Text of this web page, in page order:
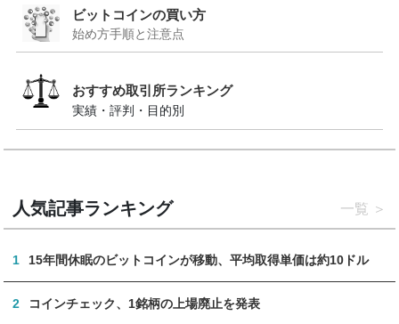
ビットコインの買い方
始め方手順と注意点
おすすめ取引所ランキング
実績・評判・目的別
人気記事ランキング 一覧
1 15年間休眠のビットコインが移動、平均取得単価は約10ドル
2 コインチェック、1銘柄の上場廃止を発表